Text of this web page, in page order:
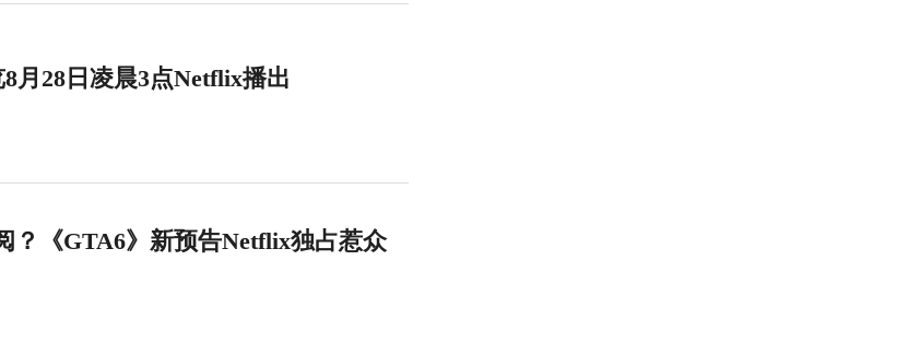
8月28日凌晨3点Netflix播出
？《GTA6》新预告Netflix独占惹众